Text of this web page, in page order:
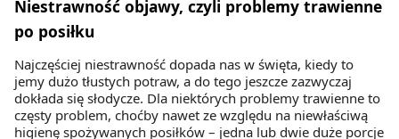
Strony.
Niestrawność objawy, czyli problemy trawienne
po posiłku
Najczęściej niestrawność dopada nas w święta, kiedy to
jemy dużo tłustych potraw, a do tego jeszcze zazwyczaj
dokłada się słodycze. Dla niektórych problemy trawienne to
częsty problem, choćby nawet ze względu na niewłaściwą
higienę spożywanych posiłków – jedna lub dwie duże porcje